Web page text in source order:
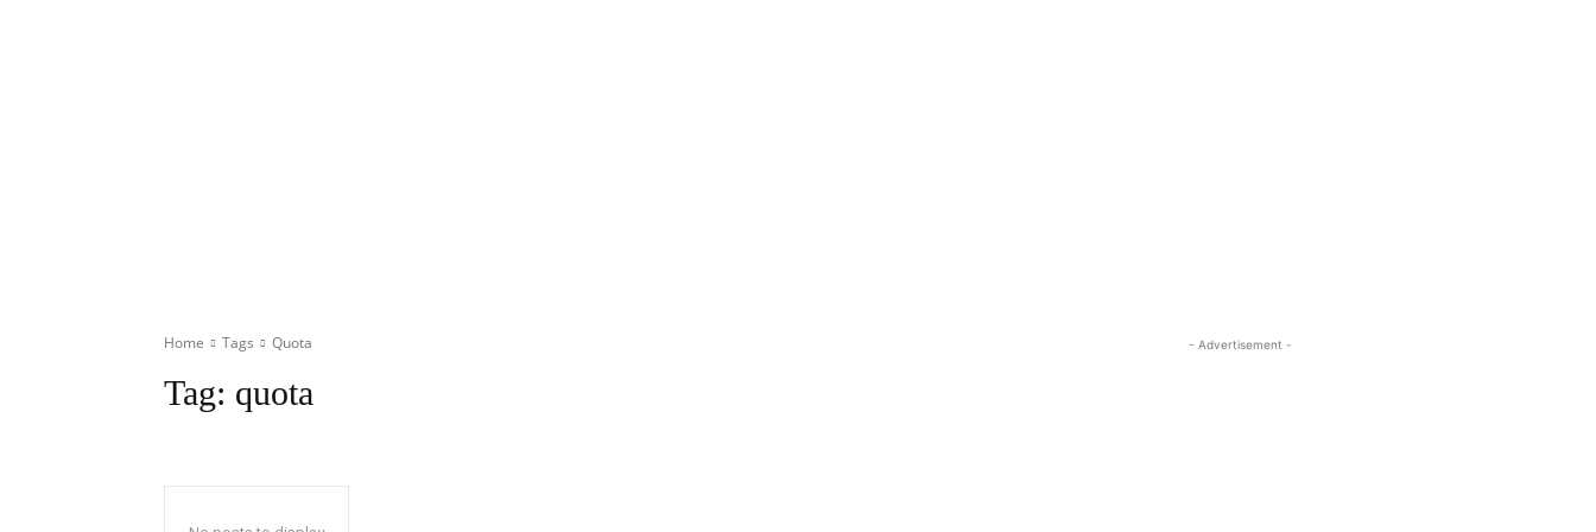
Home Tags Quota
Tag: quota
- Advertisement -